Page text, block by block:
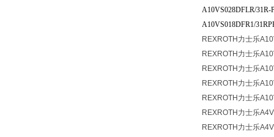
A10VS028DFLR/31R-
A10VS018DFR1/
REXROTH力士乐
REXROTH力士乐
REXROTH力士乐
REXROTH力士乐
REXROTH力士乐
REXROTH力士乐
REXROTH力士乐